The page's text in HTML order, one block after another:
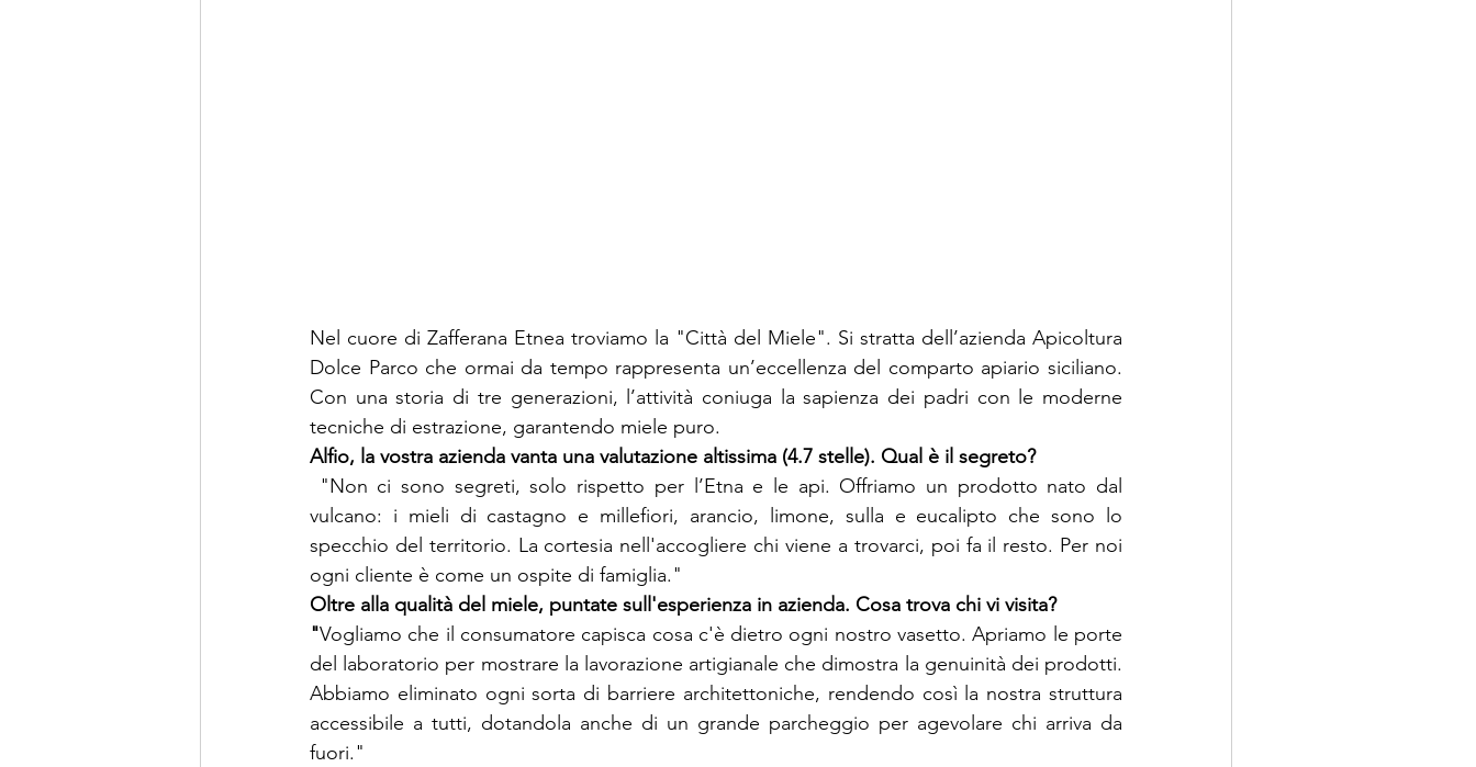
Nel cuore di Zafferana Etnea troviamo la "Città del Miele". Si stratta dell’azienda Apicoltura
Dolce Parco che ormai da tempo rappresenta un’eccellenza del comparto apiario siciliano.
Con una storia di tre generazioni, l’attività coniuga la sapienza dei padri con le moderne
tecniche di estrazione, garantendo miele puro.
Alfio, la vostra azienda vanta una valutazione altissima (4.7 stelle). Qual è il segreto?
"Non ci sono segreti, solo rispetto per l’Etna e le api. Offriamo un prodotto nato dal
vulcano: i mieli di castagno e millefiori, arancio, limone, sulla e eucalipto che sono lo
specchio del territorio. La cortesia nell'accogliere chi viene a trovarci, poi fa il resto. Per noi
ogni cliente è come un ospite di famiglia."
Oltre alla qualità del miele, puntate sull'esperienza in azienda. Cosa trova chi vi visita?
"Vogliamo che il consumatore capisca cosa c'è dietro ogni nostro vasetto. Apriamo le porte
del laboratorio per mostrare la lavorazione artigianale che dimostra la genuinità dei prodotti.
Abbiamo eliminato ogni sorta di barriere architettoniche, rendendo così la nostra struttura
accessibile a tutti, dotandola anche di un grande parcheggio per agevolare chi arriva da
fuori."